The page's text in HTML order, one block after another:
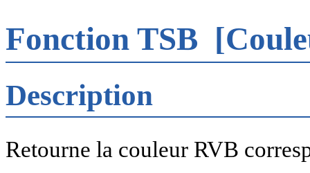
Fonction TSB
Description
Retourne la couleur RVB